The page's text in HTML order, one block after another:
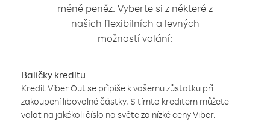
méně peněz. Vyberte si z některé z
našich flexibilních a levných
možností volání:
Balíčky kreditu
Kredit Viber Out se připíše k vašemu zůstatku při
zakoupení libovolné částky. S tímto kreditem můžete
volat na jakékoli číslo na světe za nízké ceny Viber.